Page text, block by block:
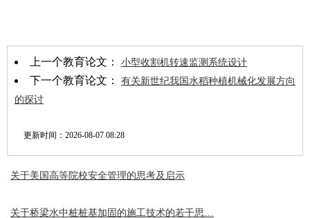
上一个教育论文： 小型收割机转速监测系统设计
下一个教育论文： 有关新世纪我国水稻种植机械化发展方向
的探讨
更新时间： 2026-08-07 08:28
关于美国高等院校安全管理的思考及启示
关于桥梁水中桩桩基加固的施工技术的若干思…